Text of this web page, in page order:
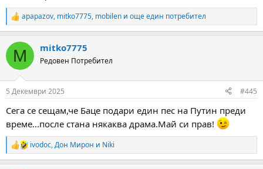
R
e
c
i
s
apapazov, mitko7775, mobilen и още един потребител
M mitko7775
Редовен Потребител
5 Декември 2025 #445
Сега се сещам,че Баце подари един пес на Путин преди
време...после стана някаква драма.Май си прав!
R
e
ivodoc,Дон Мирон и Niki